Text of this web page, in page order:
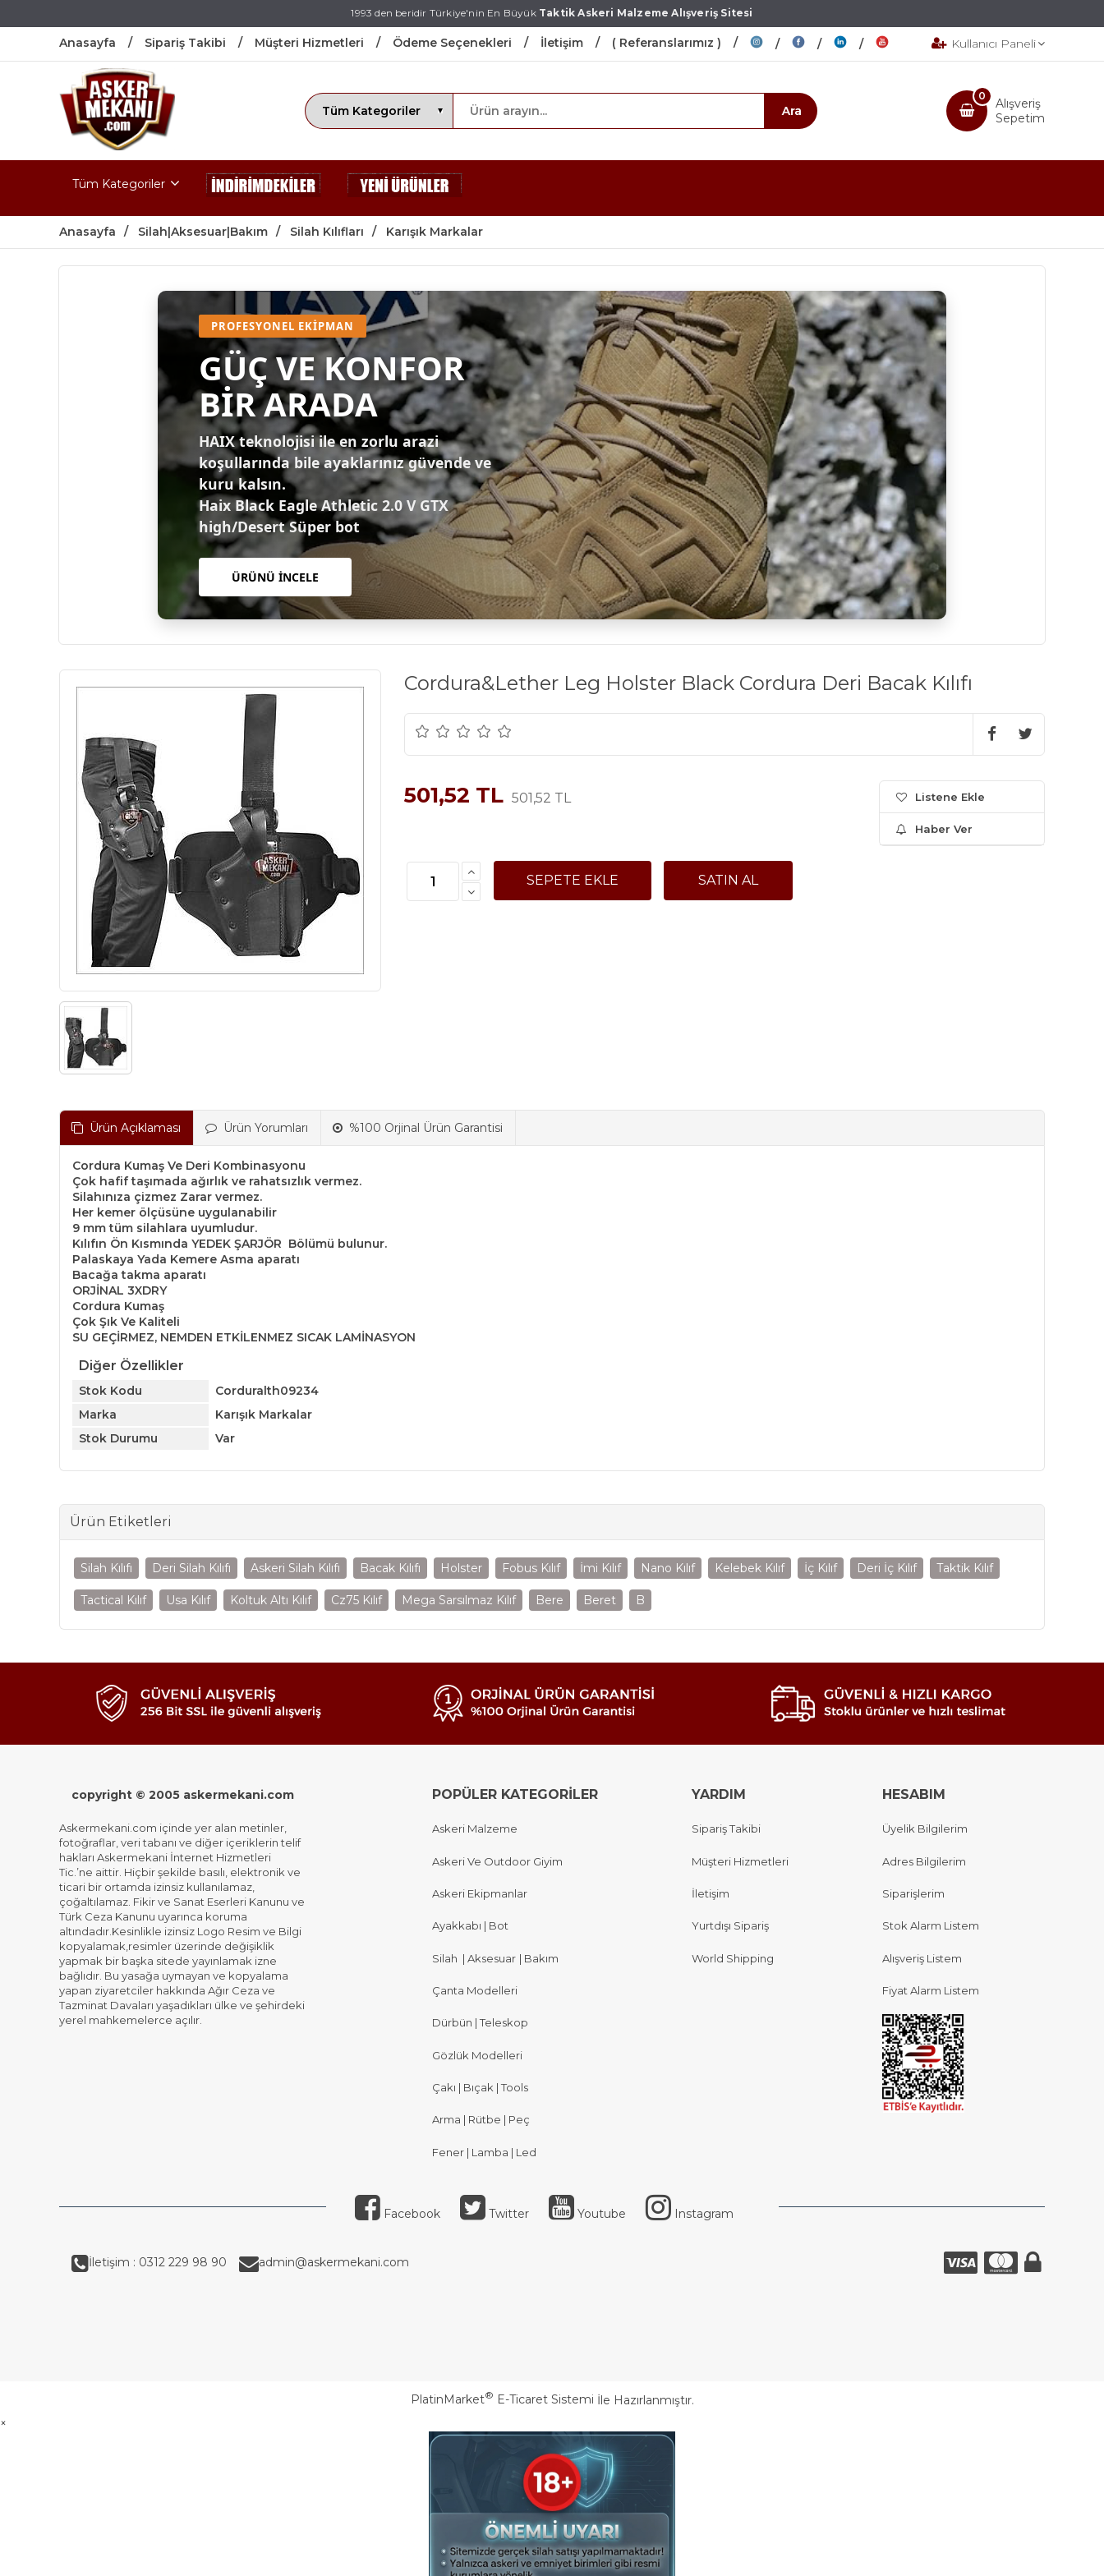
1993 den beridir Türkiye'nin En BüyükTaktik Askeri Malzeme Alışveriş Sitesi
Anasayfa Sipariş Takibi Müşteri Hizmetleri Ödeme Seçenekleri İletişim ( Referanslarımız ) Kullanıcı Paneli
Alışveriş
Sepetim
0
Tüm Kategoriler
Anasayfa Silah|Aksesuar|Bakım Silah Kılıfları Karışık Markalar
PROFESYONEL EKIPMAN
GÜÇ VE KONFOR
BİR ARADA
HAIX teknolojisi ile en zorlu arazi
koşullarında bile ayaklarınız güvende ve
kuru kalsın.
Haix Black Eagle Athletic 2.0 V GTX
high/Desert Süper bot
ÜRÜNÜ İNCELE
Cordura&Lether Leg Holster Black Cordura Deri Bacak Kılıfı
501,52 TL 501,52 TL Listene Ekle
Haber Ver
Ürün Açıklaması Ürün Yorumları %100 Orjinal Ürün Garantisi
Cordura Kumaş Ve Deri Kombinasyonu
Çok hafif taşımada ağırlık ve rahatsızlık vermez.
Silahınıza çizmez Zarar vermez.
Her kemer ölçüsüne uygulanabilir
9 mm tüm silahlara uyumludur.
Kılıfın Ön Kısmında YEDEK ŞARJÖR Bölümü bulunur.
Palaskaya Yada Kemere Asma aparatı
Bacağa takma aparatı
ORJİNAL 3XDRY
Cordura Kumaş
Çok Şık Ve Kaliteli
SU GEÇİRMEZ, NEMDEN ETKİLENMEZ SICAK LAMİNASYON
Diğer Özellikler
Stok Kodu
Corduralth09234
Marka
Karışık Markalar
Stok Durumu
Var
Ürün Etiketleri
Silah Kılıfı Deri Silah Kılıfı Askeri Silah Kılıfı Bacak Kılıfı Holster Fobus Kılıf İmi Kılıf Nano Kılıf Kelebek Kılıf İç Kılıf Deri İç Kılıf Taktik Kılıf
Tactical Kılıf Usa Kılıf Koltuk Altı Kılıf Cz75 Kılıf Mega Sarsılmaz Kılıf Bere Beret B
copyright © 2005 askermekani.com
Askermekani.com içinde yer alan metinler,
fotoğraflar, veri tabanı ve diğer içeriklerin telif
hakları Askermekani İnternet Hizmetleri
Tic.’ne aittir. Hiçbir şekilde basılı, elektronik ve
ticari bir ortamda izinsiz kullanılamaz,
çoğaltılamaz. Fikir ve Sanat Eserleri Kanunu ve
Türk Ceza Kanunu uyarınca koruma
altındadır.Kesinlikle izinsiz Logo Resim ve Bilgi
kopyalamak,resimler üzerinde değişiklik
yapmak bir başka sitede yayınlamak izne
bağlıdır. Bu yasağa uymayan ve kopyalama
yapan ziyaretciler hakkında Ağır Ceza ve
Tazminat Davaları yaşadıkları ülke ve şehirdeki
yerel mahkemelerce açılır.
POPÜLER KATEGORİLER
Askeri Malzeme
Askeri Ve Outdoor Giyim
Askeri Ekipmanlar
Ayakkabı | Bot
Silah | Aksesuar | Bakım
Çanta Modelleri
Dürbün | Teleskop
Gözlük Modelleri
Çakı | Bıçak | Tools
Arma | Rütbe | Peç
Fener | Lamba | Led
YARDIM
Sipariş Takibi
Müşteri Hizmetleri
İletişim
Yurtdışı Sipariş
World Shipping
HESABIM
Üyelik Bilgilerim
Adres Bilgilerim
Siparişlerim
Stok Alarm Listem
Alışveriş Listem
Fiyat Alarm Listem
Facebook Twitter Youtube Instagram
İletişim : 0312 229 98 90 admin@askermekani.com
PlatinMarket® E-Ticaret Sistemi İle Hazırlanmıştır.
×